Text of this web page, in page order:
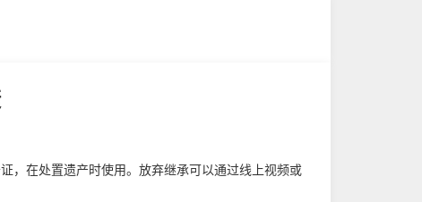
，在处置遗产时使用。放弃继承可以通过线上视频或